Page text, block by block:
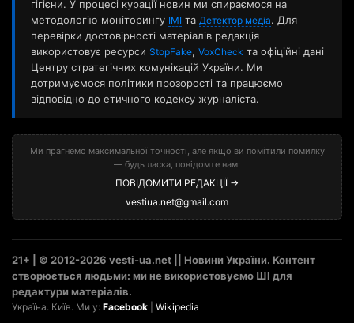
гігієни. У процесі курації новин ми спираємося на
методологію моніторингу ІМІ та Детектор медіа. Для
перевірки достовірності матеріалів редакція
використовує ресурси StopFake, VoxCheck та офіційні дані
Центру стратегічних комунікацій України. Ми
дотримуємося політики прозорості та працюємо
відповідно до етичного кодексу журналіста.
Ми прагнемо максимальної точності, але якщо ви помітили помилку
— будь ласка, повідомте нам:
ПОВІДОМИТИ РЕДАКЦІЇ →
vestiua.net@gmail.com
21+ | © 2012-2026 vesti-ua.net || Новини України. Контент
створюється людьми: ми не використовуємо ШІ для
редактури матеріалів.
Україна. Київ. Ми у: Facebook Wikipedia